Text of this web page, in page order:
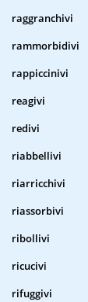
raggranchivi
rammorbidivi
rappiccinivi
reagivi
redivi
riabbellivi
riarricchivi
riassorbivi
ribollivi
ricucivi
rifuggivi